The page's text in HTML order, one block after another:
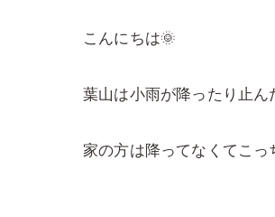
こんにちは🌞
葉山は小雨が降ったり止ん
家の方は降ってなくてこ